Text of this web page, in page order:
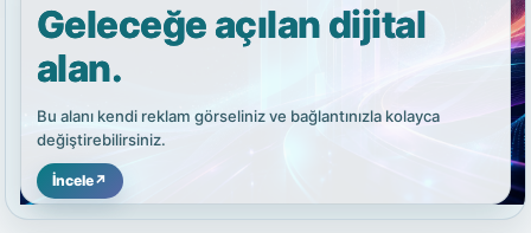
Geleceğe açılan dijital
alan.
Bu alanı kendi reklam görseliniz ve bağlantınızla kolayca
değiştirebilirsiniz.
İncele↗